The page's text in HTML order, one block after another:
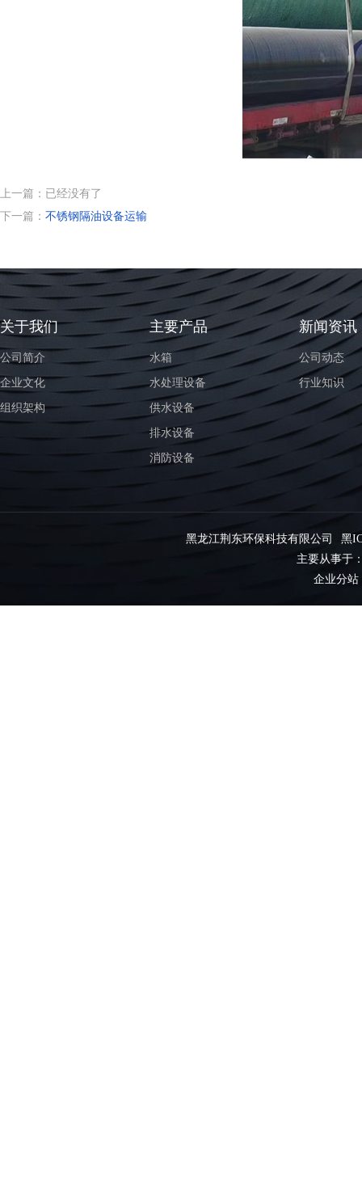
上一篇：已经没有了
下一篇： 不锈钢隔油设备运输
关于我们
公司简介
企业文化
组织架构
主要产品
水箱
水处理设备
供水设备
排水设备
消防设备
新闻资讯
公司动态
行业知识
黑龙江荆东环保科技有限公司
黑
主要从事于
企业分站